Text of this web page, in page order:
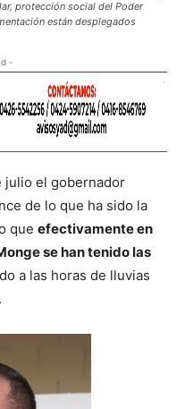
protección social del Poder
están desplegados
-
julio el gobernador
de lo que ha sido la
que efectivamente en
se han tenido las
a las horas de lluvias